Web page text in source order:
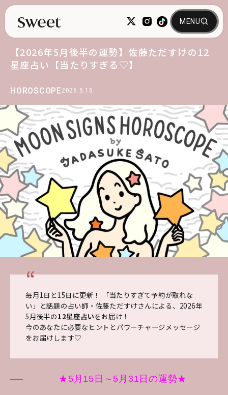
HOROSCOPE2026.5.15
【2026年5月後半の運勢】佐藤ただすけの12
星座占い【当たりすぎる♡】
毎月1日と15日に更新！ 「当たりすぎて予約が取れな
い」と話題の占い師・佐藤ただすけさんによる、2026年
5月後半の12星座占いをお届け！
今のあなたに必要なヒントとパワーチャージメッセージ
をお届けします♡
★5月15日～5月31日の運勢★